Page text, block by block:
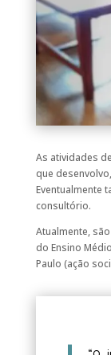
As atividades
que
Eventualmente
consultório.
Atualmente,
do Ensino
Paulo (ação